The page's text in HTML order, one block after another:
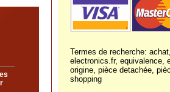
Termes de recherche:
electronics.fr, equivalence,
origine, pièce detachée,
shopping